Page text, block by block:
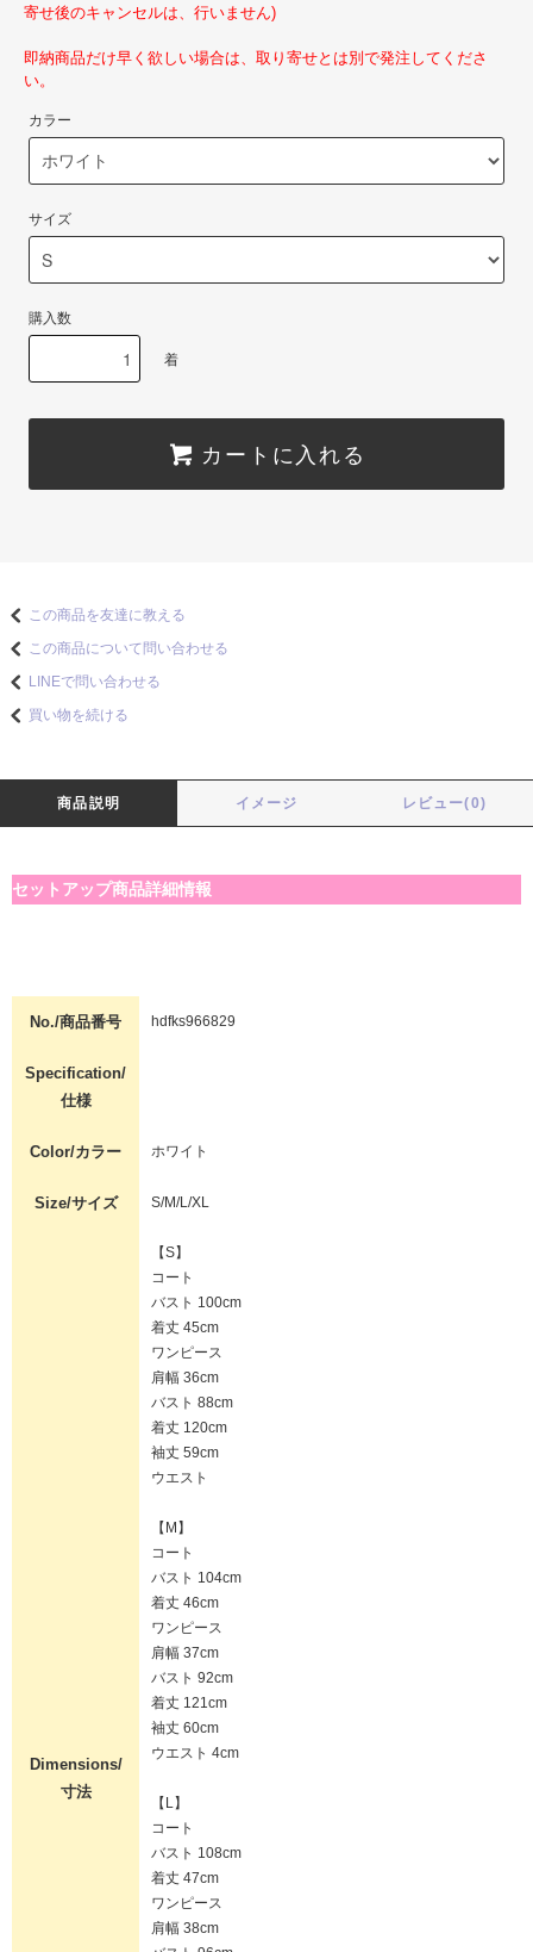
寄せ後のキャンセルは、行いません)
即納商品だけ早く欲しい場合は、取り寄せとは別で発注してくださ
い。
カラー
サイズ
購入数
着
カートに入れる
この商品を友達に教える
この商品について問い合わせる
LINEで問い合わせる
買い物を続ける
商品説明 イメージ レビュー(0)
セットアップ商品詳細情報
No./商品番号 hdfks966829
Specification/
仕様
Color/カラー ホワイト
Size/サイズ S/M/L/XL
Dimensions/
寸法
【S】
コート
バスト 100cm
着丈 45cm
ワンピース
肩幅 36cm
バスト 88cm
着丈 120cm
袖丈 59cm
ウエスト
【M】
コート
バスト 104cm
着丈 46cm
ワンピース
肩幅 37cm
バスト 92cm
着丈 121cm
袖丈 60cm
ウエスト 4cm
【L】
コート
バスト 108cm
着丈 47cm
ワンピース
肩幅 38cm